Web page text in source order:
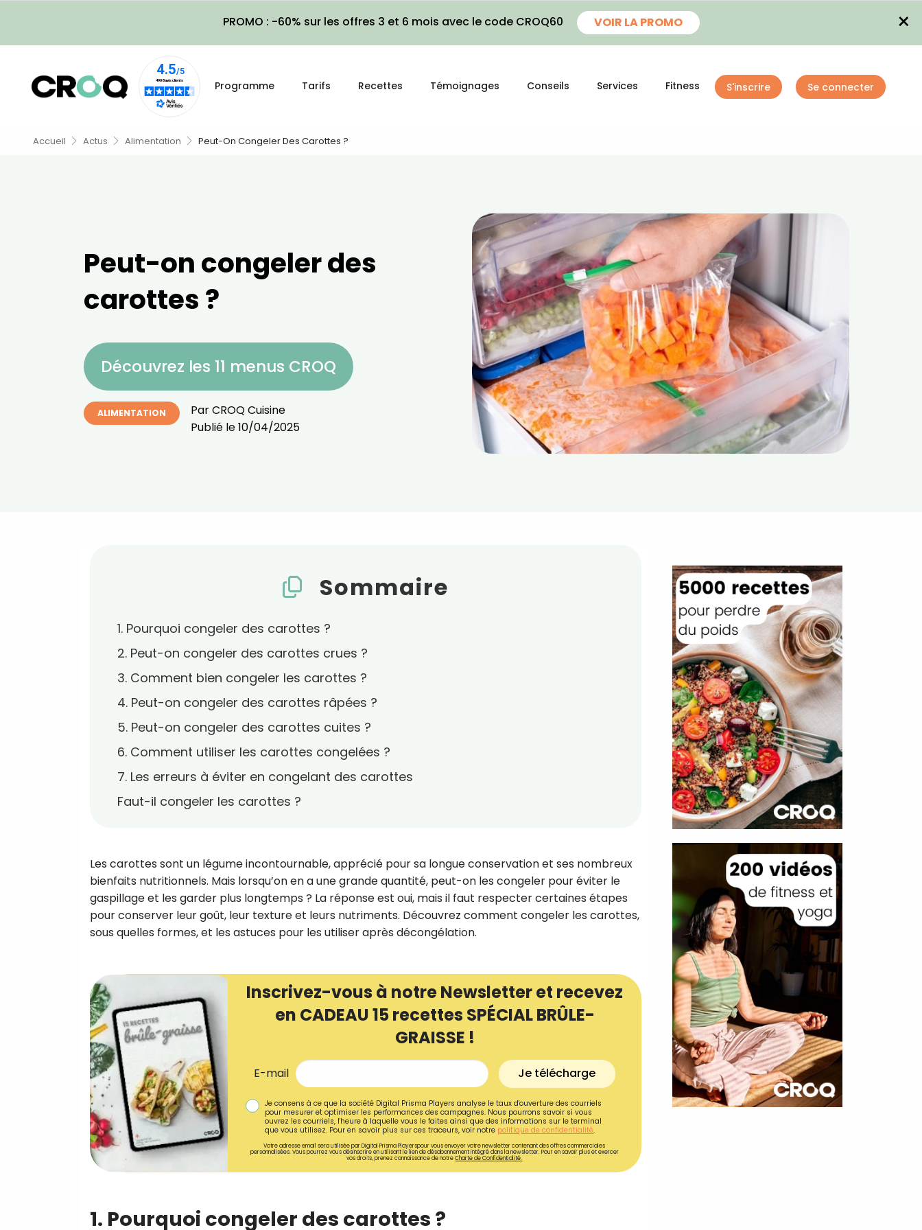
PROMO : -60% sur les offres 3 et 6 mois avec le code CROQ60 VOIR LA PROMO ×
Programme Tarifs Recettes Témoignages Conseils Services Fitness S'inscrire Se connecter
Accueil Actus Alimentation Peut-On Congeler Des Carottes ?
Peut-on congeler des
carottes ?
Découvrez les 11 menus CROQ
ALIMENTATION ParCROQ Cuisine
Publié le10/04/2025
Sommaire
1. Pourquoi congeler des carottes ?
2. Peut-on congeler des carottes crues ?
3. Comment bien congeler les carottes ?
4. Peut-on congeler des carottes râpées ?
5. Peut-on congeler des carottes cuites ?
6. Comment utiliser les carottes congelées ?
7. Les erreurs à éviter en congelant des carottes
Faut-il congeler les carottes ?
Les carottes sont un légume incontournable, apprécié pour sa longue conservation et ses nombreux
bienfaits nutritionnels. Mais lorsqu’on en a une grande quantité, peut-on les congeler pour éviter le
gaspillage et les garder plus longtemps ? La réponse est oui, mais il faut respecter certaines étapes
pour conserver leur goût, leur texture et leurs nutriments. Découvrez comment congeler les carottes,
sous quelles formes, et les astuces pour les utiliser après décongélation.
Inscrivez-vous à notre Newsletter et recevez
en CADEAU 15 recettes SPÉCIAL BRÛLE-
GRAISSE !
E-mail Je télécharge
Je consens à ce que la société Digital Prisma Players analyse le taux d'ouverture des courriels
pour mesurer et optimiser les performances des campagnes. Nous pourrons savoir si vous
ouvrez les courriels, l'heure à laquelle vous le faites ainsi que des informations sur le terminal
que vous utilisez. Pour en savoir plus sur ces traceurs, voir notre politique de confidentialité.
Votre adresse email sera utilisée par Digital Prisma Playerspour vous envoyer votre newsletter contenant des offres commerciales
personnalisées. Vous pourrez vous désinscrire en utilisant le lien de désabonnement intégré dans la newsletter. Pour en savoir plus et exercer
vos droits, prenez connaissance de notreCharte de Confidentialité.
1. Pourquoi congeler des carottes ?
Recevez gratuitement 180
recettes inédites de CROQ
Ainsi que la newsletter promotionnelle de